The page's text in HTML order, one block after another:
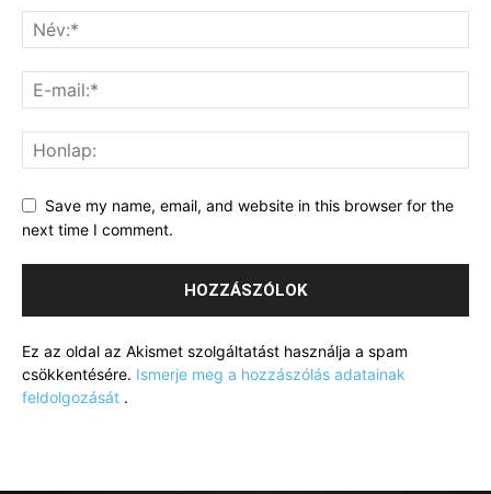
Save my name, email, and website in this browser for the
next time I comment.
Ez az oldal az Akismet szolgáltatást használja a spam
csökkentésére. Ismerje meg a hozzászólás adatainak
feldolgozását .